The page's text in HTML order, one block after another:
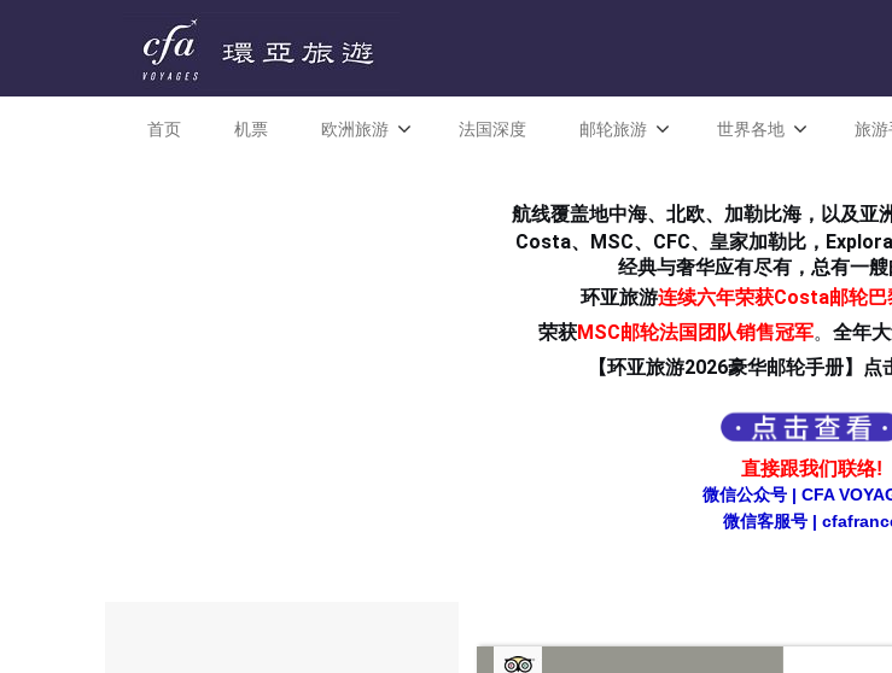
首页 机票 欧洲旅游 法国深度 邮轮旅游 世界各地 旅游
航线覆盖地中海、北欧、加勒比海，以及亚
Costa、MSC、CFC、皇家加勒比，
经典与奢华应有尽有，总有一艘
环亚旅游连续六年荣获Costa邮轮
荣获MSC邮轮法国团队销售冠军。 全年
【环亚旅游2026豪华邮轮手册】
直接跟我们联络!
微信公众号 | CFA
微信客服号 |